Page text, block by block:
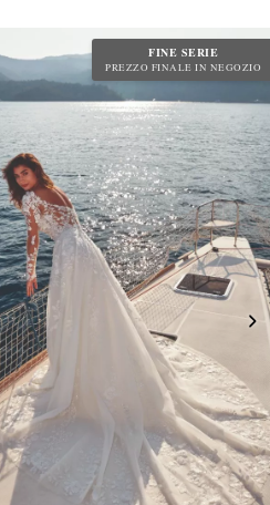
FINE SERIE
PREZZO FINALE IN NEGOZIO